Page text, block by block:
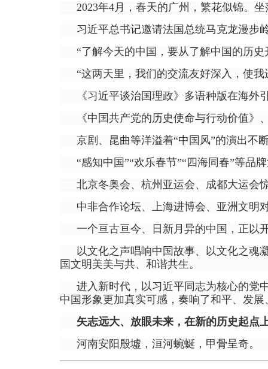
2023年4月，春天的广州，繁花似锦。
习近平总书记邀请法国总统马克龙漫步
“了解今天的中国，要从了解中国的历
“这两天里，我们的交流友好深入，使
《习近平谈治国理政》多语种版在海
《中国共产党的历史使命与行动价值
京剧、昆曲等洋溢着“中国风”的演出不
“感知中国”“欢乐春节”“四海同春”等品
北京冬奥会、杭州亚运会、成都大运会
中非合作论坛、上海进博会、亚洲文
一个亘古亘今、日新月异的中国，正以
以文化之声唱响中国故事、以文化之
国文明美美与共、和谐共生。
进入新时代，以习近平同志为核心的党
中国形象更加真实可感，奏响了和平、发
矢志远大、放眼未来，在新的历史起点
河南安阳殷墟，洹河蜿蜒，甲骨呈奇。